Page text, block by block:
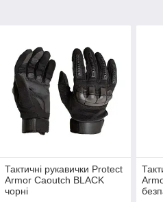
Тактичні рукавички Protect
Armor Caoutch BLACK
чорні